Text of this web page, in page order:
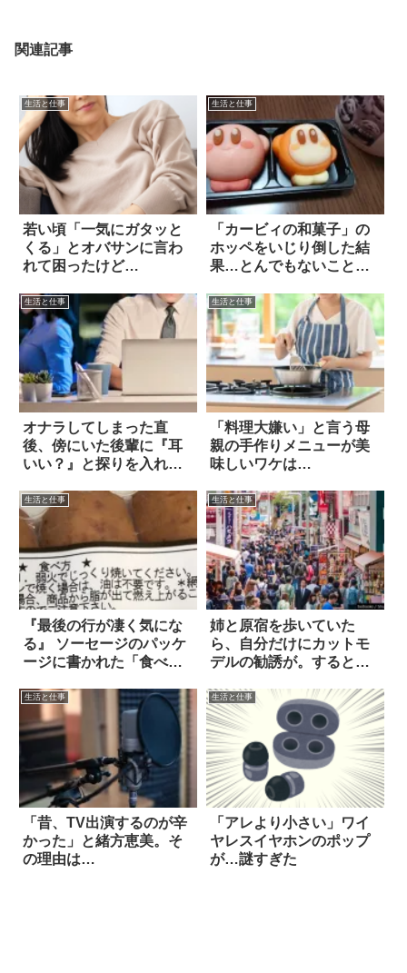
関連記事
生活と仕事
若い頃「一気にガタッと
くる」とオバサンに言わ
れて困ったけど…
生活と仕事
「カービィの和菓子」の
ホッペをいじり倒した結
果…とんでもないことに
生活と仕事
オナラしてしまった直
後、傍にいた後輩に『耳
いい？』と探りを入れた
生活と仕事
「料理大嫌い」と言う母
親の手作りメニューが美
味しいワケは…
生活と仕事
『最後の行が凄く気にな
る』 ソーセージのパッケ
ージに書かれた「食べ
生活と仕事
姉と原宿を歩いていた
ら、自分だけにカットモ
デルの勧誘が。すると…
生活と仕事
「昔、TV出演するのが辛
かった」と緒方恵美。そ
の理由は…
生活と仕事
「アレより小さい」ワイ
ヤレスイヤホンのポップ
が…謎すぎた